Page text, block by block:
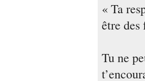
Ta
être des
Tu ne